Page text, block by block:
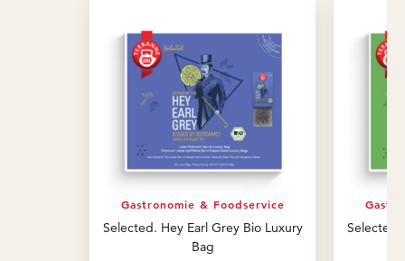
Gastronomie & Foodservice
Selected. Hey Earl Grey Bio Luxury
Bag
Selected.